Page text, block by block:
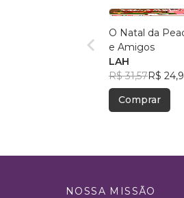
O Natal da
e Amigos
LAH
R$ 31,57R$
Comprar
NOSSA MISSÃO